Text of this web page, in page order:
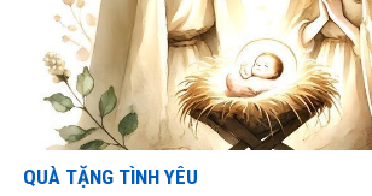
QUÀ TẶNG TÌNH YÊU